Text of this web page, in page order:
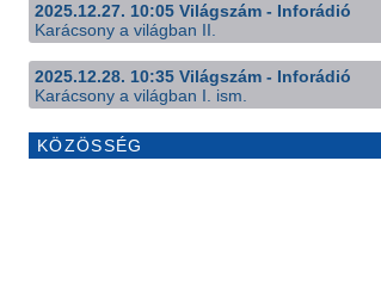
2025.12.27. 10:05 Világszám - Inforádió
Karácsony a világban II.
2025.12.28. 10:35 Világszám - Inforádió
Karácsony a világban I. ism.
KÖZÖSSÉG